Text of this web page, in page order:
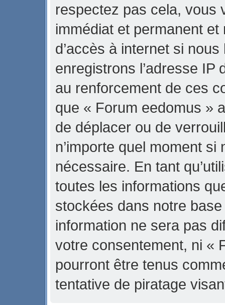
respectez pas cela, vous
immédiat et permanent
d’accès à internet si
enregistrons l’adresse IP
au renforcement de ces
que « Forum eedomus »
de déplacer ou de
n’importe quel moment
nécessaire. En tant
toutes les informations
stockées dans notre
information ne sera pas
votre consentement, ni «
pourront être tenus
tentative de piratage